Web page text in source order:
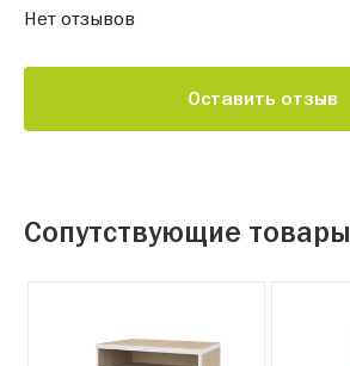
Нет отзывов
Оставить отзыв
Сопутствующие товары